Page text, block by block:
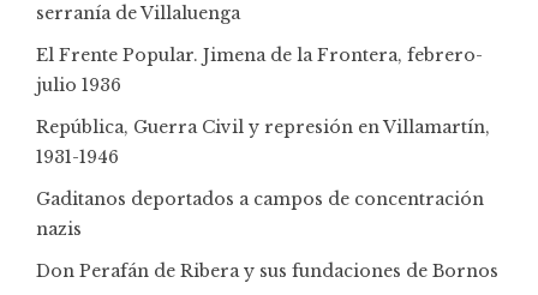
serranía de Villaluenga
El Frente Popular. Jimena de la Frontera, febrero-
julio 1936
República, Guerra Civil y represión en Villamartín,
1931-1946
Gaditanos deportados a campos de concentración
nazis
Don Perafán de Ribera y sus fundaciones de Bornos